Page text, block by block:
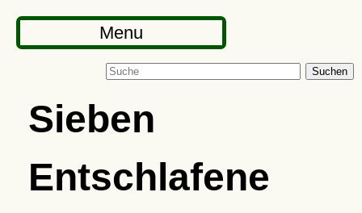
Menu
Suchen
Sieben
Entschlafene